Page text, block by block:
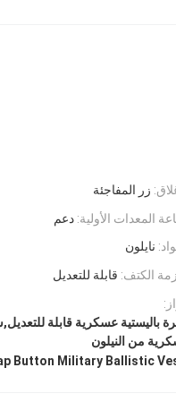
زر المفاجئة
المعدات الأولية: دعم
نايلون
الكتف: قابلة للتعديل
باليستية عسكرية قابلة
من النيلون
Button Military Ballistic